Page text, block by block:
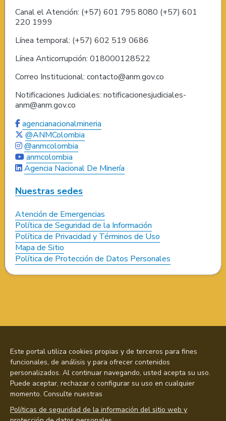
Canal el Atención: (+57) 601 795 8080 (+57) 601
220 1999
Línea temporal: (+57) 602 519 0686
Línea Anticorrupción: 018000128522
Correo Institucional: contacto@anm.gov.co
Notificaciones Judiciales: notificacionesjudiciales-
anm@anm.gov.co
agencianacionalmineria
@ANMColombia
@anmcolombia
anmcolombia
Agencia Nacional De Minería
Nuestras sedes
Atención de Emergencias
Política de Seguridad de la Información
Política de Privacidad y Términos de Uso
Mapa de Sitio
Política de Protección de Datos Personales
Este portal utiliza cookies propias y de terceros para fines
funcionales, de análisis y para ofrecer contenidos
personalizados. Al continuar navegando, usted acepta su uso.
Puede aceptar, rechazar o configurar su uso en cualquier
momento. Consulte nuestras
Políticas de seguridad de la información del sitio web y